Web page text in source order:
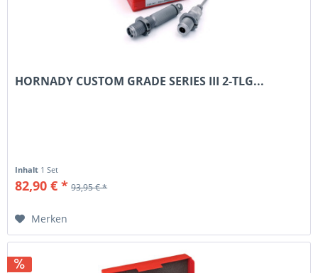
HORNADY CUSTOM GRADE SERIES III 2-TLG...
Inhalt 1 Set
82,90 € * 93,95 € *
Merken